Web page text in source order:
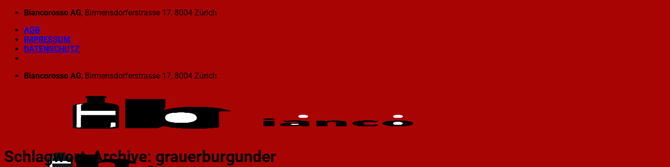
Zum
springen
Biancorosso AG, Birmensdorferstrasse 17, 8004 Zürich
AGB
IMPRESSUM
DATENSCHUTZ
Biancorosso AG, Birmensdorferstrasse 17, 8004 Zürich
Schlagwort-Archive: grauerburgunder